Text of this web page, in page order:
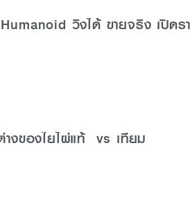
วิ่งได้ ขายจริง เปิดร
างของใยไผ่แท้ vs เทียม